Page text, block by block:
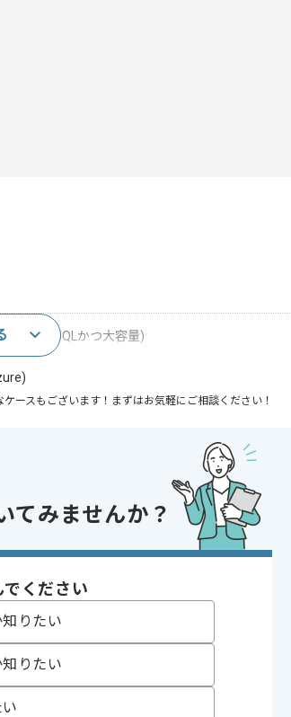
かつ大容量)
ースもございます！まずはお気軽にご相談ください！
流工程の仕事
てみませんか？
ください
りたい
りたい